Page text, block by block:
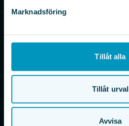
Marknadsföring
Tillåt alla
Tillåt urval
Avvisa
Aktuellt
FAQ
GÖTEBORG, HUVUDKONTOR